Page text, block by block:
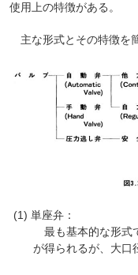
使用上の特徴がある。
主な形式とその特徴を
単座弁：
最も基本的な形式
が得られるが、大口